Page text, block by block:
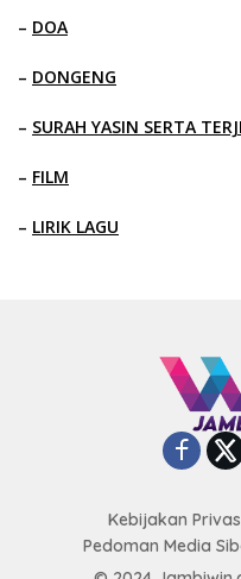
– DOA
– DONGENG
– SURAH YASIN SERTA
– FILM
– LIRIK LAGU
Kebijakan
Pedoman Media